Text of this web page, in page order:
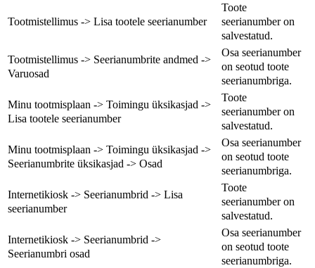
Tootmistellimus -> Lisa tootele seerianumber
Toote
seerianumber on
salvestatud.
Tootmistellimus -> Seerianumbrite andmed ->
Varuosad
Osa seerianumber
on seotud toote
seerianumbriga.
Minu tootmisplaan -> Toimingu üksikasjad ->
Lisa tootele seerianumber
Toote
seerianumber on
salvestatud.
Minu tootmisplaan -> Toimingu üksikasjad ->
Seerianumbrite üksikasjad -> Osad
Osa seerianumber
on seotud toote
seerianumbriga.
Internetikiosk -> Seerianumbrid -> Lisa
seerianumber
Toote
seerianumber on
salvestatud.
Internetikiosk -> Seerianumbrid ->
Seerianumbri osad
Osa seerianumber
on seotud toote
seerianumbriga.